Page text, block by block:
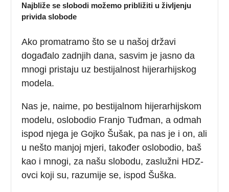
Najbliže se slobodi možemo približiti u življenju
privida slobode
Ako promatramo što se u našoj državi
događalo zadnjih dana, sasvim je jasno da
mnogi pristaju uz bestijalnost hijerarhijskog
modela.
Nas je, naime, po bestijalnom hijerarhijskom
modelu, oslobodio Franjo Tuđman, a odmah
ispod njega je Gojko Šušak, pa nas je i on, ali
u nešto manjoj mjeri, također oslobodio, baš
kao i mnogi, za našu slobodu, zaslužni HDZ-
ovci koji su, razumije se, ispod Šuška.